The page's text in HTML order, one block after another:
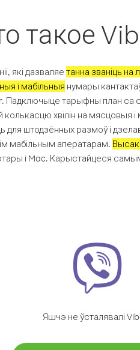
такое
які дазваляе танна званіць
і мабільныя нумары
тарыфны план са
хвілін на мясцовыя і
для штодзённых размоў і
мабільным аператарам.
і Mac. Карыстайцеся
Яшчэ не ўсталявалі